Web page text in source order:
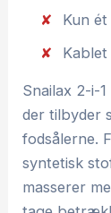
Kun
Snailax 2-i-
der tilbyder
fodsålerne.
syntetisk
masserer